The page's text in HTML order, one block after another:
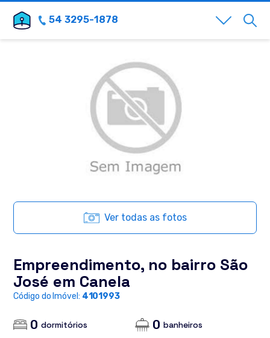
54 3295-1878
Ver todas as fotos
Empreendimento, no bairro São
José em Canela
Código do Imóvel: 4101993
0 dormitórios 0 banheiros